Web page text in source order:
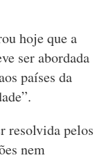
hoje que a
ser abordada
países da
resolvida pelos
nem